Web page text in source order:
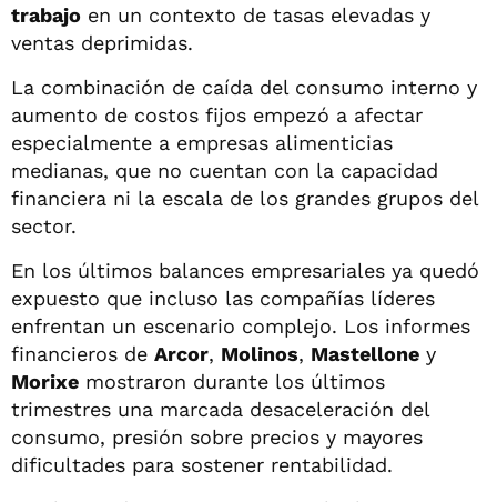
trabajo en un contexto de tasas elevadas y
ventas deprimidas.
La combinación de caída del consumo interno y
aumento de costos fijos empezó a afectar
especialmente a empresas alimenticias
medianas, que no cuentan con la capacidad
financiera ni la escala de los grandes grupos del
sector.
En los últimos balances empresariales ya quedó
expuesto que incluso las compañías líderes
enfrentan un escenario complejo. Los informes
financieros de Arcor, Molinos, Mastellone y
Morixe mostraron durante los últimos
trimestres una marcada desaceleración del
consumo, presión sobre precios y mayores
dificultades para sostener rentabilidad.